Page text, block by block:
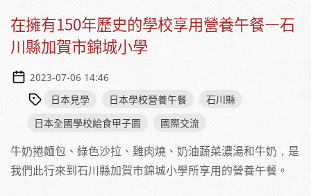
在擁有150年歷史的學校享用營養午餐—石
川縣加賀市錦城小學
2023-07-06 14:46
日本見學 日本學校營養午餐
石川縣
日本全國學校給食甲子園
國際交流
牛奶捲麵包、綠色沙拉、雞肉燒、奶油蔬菜濃湯和牛奶，是
我們此行來到石川縣加賀市錦城小學所享用的營養午餐。